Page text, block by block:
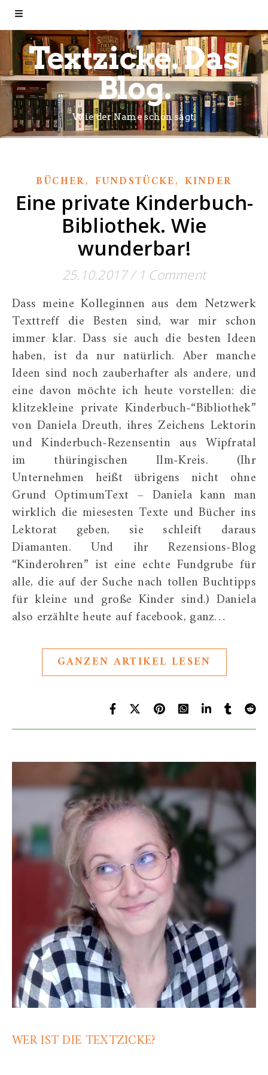
Textzicke. Das
Blog.
Wie der Name schon sagt.
BÜCHER, FUNDSTÜCKE, KINDER
Eine private Kinderbuch-
Bibliothek. Wie
wunderbar!
25.10.2017/ 1 Comment
Dass meine Kolleginnen aus dem Netzwerk
Texttreff die Besten sind, war mir schon
immer klar. Dass sie auch die besten Ideen
haben, ist da nur natürlich. Aber manche
Ideen sind noch zauberhafter als andere, und
eine davon möchte ich heute vorstellen: die
klitzekleine private Kinderbuch-“Bibliothek”
von Daniela Dreuth, ihres Zeichens Lektorin
und Kinderbuch-Rezensentin aus Wipfratal
im thüringischen Ilm-Kreis. (Ihr
Unternehmen heißt übrigens nicht ohne
Grund OptimumText – Daniela kann man
wirklich die miesesten Texte und Bücher ins
Lektorat geben, sie schleift daraus
Diamanten. Und ihr Rezensions-Blog
“Kinderohren” ist eine echte Fundgrube für
alle, die auf der Suche nach tollen Buchtipps
für kleine und große Kinder sind.) Daniela
also erzählte heute auf facebook, ganz…
GANZEN ARTIKEL LESEN
WER IST DIE TEXTZICKE?